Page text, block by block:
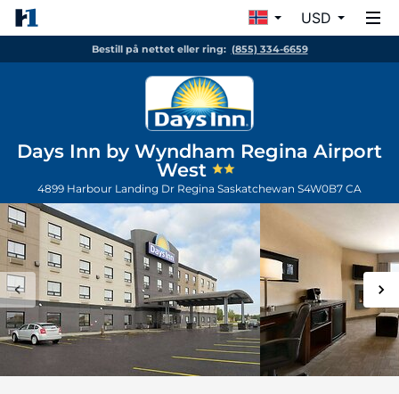
USD
Bestill på nettet eller ring: (855) 334-6659
Days Inn by Wyndham Regina Airport
West
4899 Harbour Landing Dr Regina Saskatchewan S4W0B7 CA